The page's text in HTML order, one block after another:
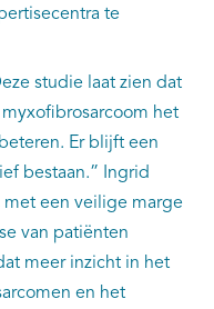
te
studie laat zien dat
het
Er blijft een
bestaan.” Ingrid
met een veilige marge
van patiënten
meer inzicht in het
en het